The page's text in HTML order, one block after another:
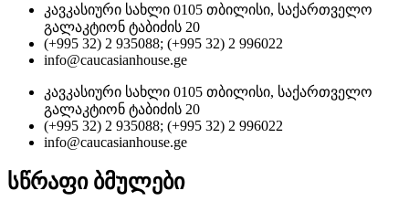
კავკასიური სახლი 0105 თბილისი, საქართველო
გალაკტიონ ტაბიძის 20
(+995 32) 2 935088; (+995 32) 2 996022
info@caucasianhouse.ge
კავკასიური სახლი 0105 თბილისი, საქართველო
გალაკტიონ ტაბიძის 20
(+995 32) 2 935088; (+995 32) 2 996022
info@caucasianhouse.ge
სწრაფი ბმულები